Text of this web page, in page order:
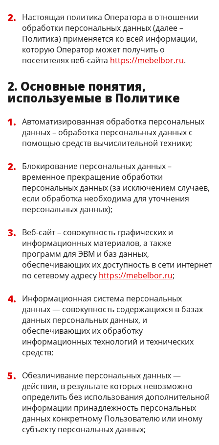
Настоящая политика Оператора в отношении
обработки персональных данных (далее –
Политика) применяется ко всей информации,
которую Оператор может получить о
посетителях веб-сайта https://mebelbor.ru.
2. Основные понятия,
используемые в Политике
Автоматизированная обработка персональных
данных – обработка персональных данных с
помощью средств вычислительной техники;
Блокирование персональных данных –
временное прекращение обработки
персональных данных (за исключением случаев,
если обработка необходима для уточнения
персональных данных);
Веб-сайт – совокупность графических и
информационных материалов, а также
программ для ЭВМ и баз данных,
обеспечивающих их доступность в сети интернет
по сетевому адресу https://mebelbor.ru;
Информационная система персональных
данных — совокупность содержащихся в базах
данных персональных данных, и
обеспечивающих их обработку
информационных технологий и технических
средств;
Обезличивание персональных данных —
действия, в результате которых невозможно
определить без использования дополнительной
информации принадлежность персональных
данных конкретному Пользователю или иному
субъекту персональных данных;